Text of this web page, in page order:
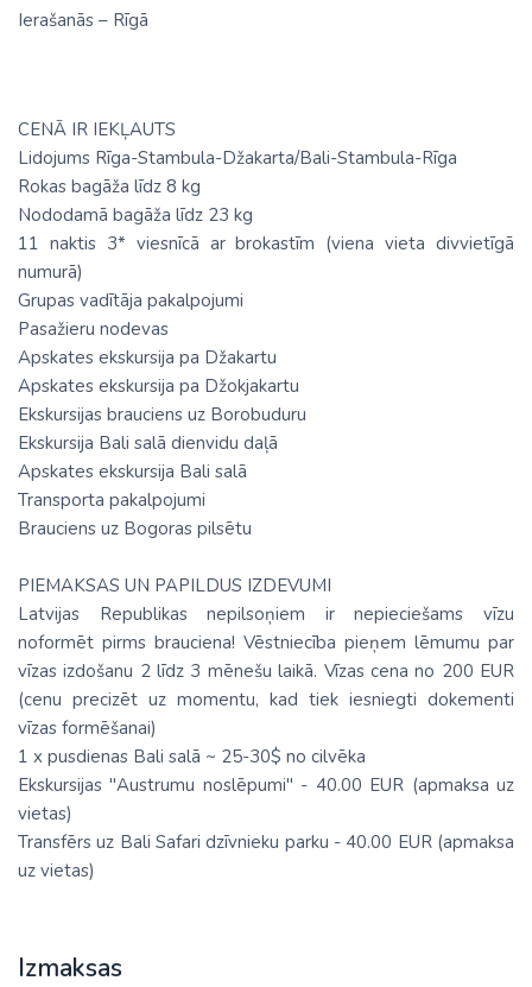
Ierašanās – Rīgā
CENĀ IR IEKĻAUTS
Lidojums Rīga-Stambula-Džakarta/Bali-Stambula-Rīga
Rokas bagāža līdz 8 kg
Nododamā bagāža līdz 23 kg
11 naktis 3* viesnīcā ar brokastīm (viena vieta divvietīgā
numurā)
Grupas vadītāja pakalpojumi
Pasažieru nodevas
Apskates ekskursija pa Džakartu
Apskates ekskursija pa Džokjakartu
Ekskursijas brauciens uz Borobuduru
Ekskursija Bali salā dienvidu daļā
Apskates ekskursija Bali salā
Transporta pakalpojumi
Brauciens uz Bogoras pilsētu
PIEMAKSAS UN PAPILDUS IZDEVUMI
Latvijas Republikas nepilsoņiem ir nepieciešams vīzu
noformēt pirms brauciena! Vēstniecība pieņem lēmumu par
vīzas izdošanu 2 līdz 3 mēnešu laikā. Vīzas cena no 200 EUR
(cenu precizēt uz momentu, kad tiek iesniegti dokementi
vīzas formēšanai)
1 x pusdienas Bali salā ~ 25-30$ no cilvēka
Ekskursijas "Austrumu noslēpumi" - 40.00 EUR (apmaksa uz
vietas)
Transfērs uz Bali Safari dzīvnieku parku - 40.00 EUR (apmaksa
uz vietas)
Izmaksas